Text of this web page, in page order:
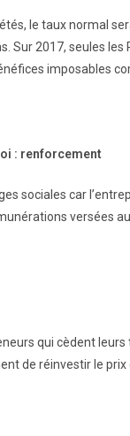
le taux normal
Sur 2017, seules
imposables
: renforcement
sociales car
versées
qui cèdent leurs
de réinvestir le prix